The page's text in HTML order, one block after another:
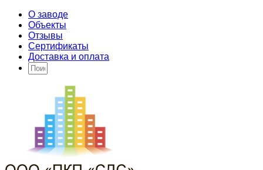
О заводе
Объекты
Отзывы
Сертификаты
Доставка и оплата